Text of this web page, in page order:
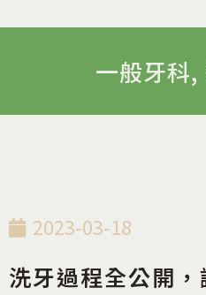
一般牙科,
2023-03-18
洗牙過程全公開